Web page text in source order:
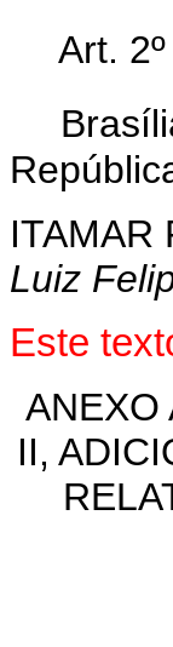
Art.
ITAMAR
Luiz
Este
ANEXO
II,